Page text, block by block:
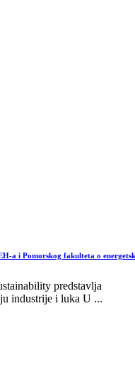
a i Pomorskog fakulteta o
predstavlja
industrije i luka U ...